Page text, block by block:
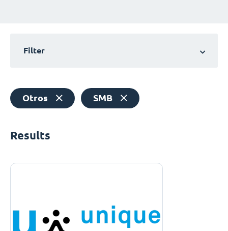
Filter
Otros SMB
Results